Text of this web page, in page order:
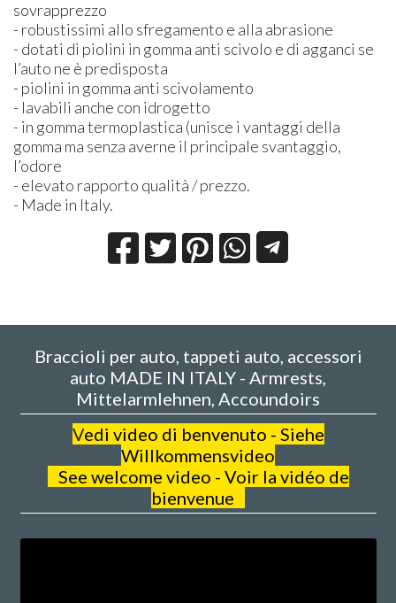
sovrapprezzo
- robustissimi allo sfregamento e alla abrasione
- dotati di piolini in gomma anti scivolo e di agganci se
l’auto ne è predisposta
- piolini in gomma anti scivolamento
- lavabili anche con idrogetto
- in gomma termoplastica (unisce i vantaggi della
gomma ma senza averne il principale svantaggio,
l’odore
- elevato rapporto qualità / prezzo.
- Made in Italy.
Braccioli per auto, tappeti auto, accessori
auto MADE IN ITALY - Armrests,
Mittelarmlehnen, Accoundoirs
Vedi video di benvenuto - Siehe
Willkommensvideo
See welcome video - Voir la vidéo de
bienvenue